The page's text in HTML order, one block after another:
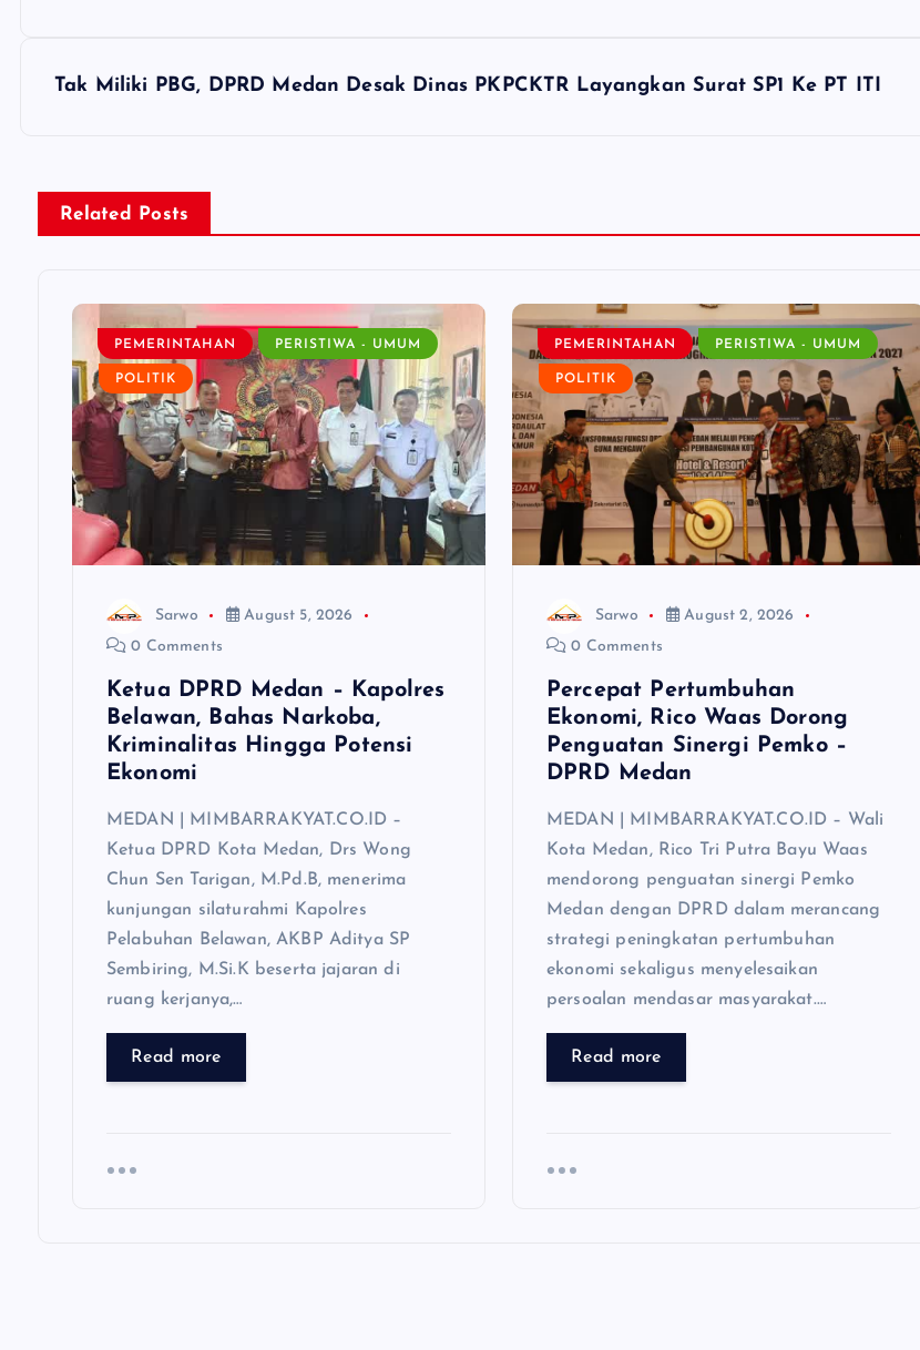
Tak Miliki PBG, DPRD Medan Desak Dinas PKPCKTR Layangkan Surat SP1 Ke PT ITI
Related Posts
PEMERINTAHAN PERISTIWA - UMUM
POLITIK
Sarwo
August 5, 2026
0 Comments
Ketua DPRD Medan – Kapolres
Belawan, Bahas Narkoba,
Kriminalitas Hingga Potensi
Ekonomi
MEDAN | MIMBARRAKYAT.CO.ID –
Ketua DPRD Kota Medan, Drs Wong
Chun Sen Tarigan, M.Pd.B, menerima
kunjungan silaturahmi Kapolres
Pelabuhan Belawan, AKBP Aditya SP
Sembiring, M.Si.K beserta jajaran di
ruang kerjanya,…
Read more
PEMERINTAHAN PERISTIWA - UMUM
POLITIK
Sarwo
August 2, 2026
0 Comments
Percepat Pertumbuhan
Ekonomi, Rico Waas Dorong
Penguatan Sinergi Pemko –
DPRD Medan
MEDAN | MIMBARRAKYAT.CO.ID – Wali
Kota Medan, Rico Tri Putra Bayu Waas
mendorong penguatan sinergi Pemko
Medan dengan DPRD dalam merancang
strategi peningkatan pertumbuhan
ekonomi sekaligus menyelesaikan
persoalan mendasar masyarakat.…
Read more